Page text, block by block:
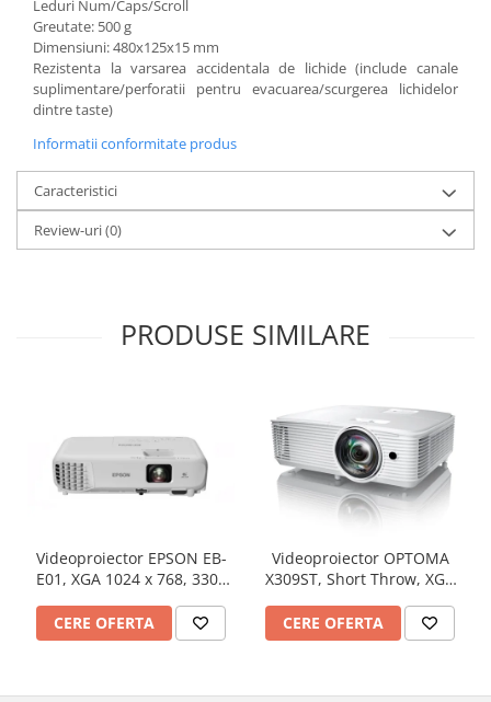
Leduri Num/Caps/Scroll
Greutate: 500 g
Dimensiuni: 480x125x15 mm
Rezistenta la varsarea accidentala de lichide (include canale
suplimentare/perforatii pentru evacuarea/scurgerea lichidelor
dintre taste)
Informatii conformitate produs
Caracteristici
Review-uri(0)
PRODUSE SIMILARE
Videoproiector EPSON EB-
E01, XGA 1024 x 768, 3300
CERE OFERTA
Videoproiector OPTOMA
X309ST, Short Throw, XGA
contrast 25000:1
CERE OFERTA